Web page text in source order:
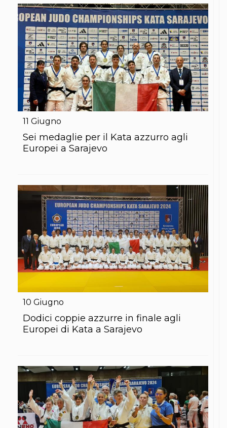
Difesa Personale MGA
La disciplina
News
Merchandising
Mappa del sito
Cerca
Contatti
News
Cookies Accept
Newsletter
Catalogo formativo
Corsi di Specializzazione
Corsi FIJLKAM-FISDIR
Corso Direttore di Gara
Abilitazioni
Sportello Fiscale
News
Modulistica
FAQ
Quesiti fiscali
Sostenibilità
Documenti
11 Giugno
Sei medaglie per il Kata azzurro agli
Europei a Sarajevo
10 Giugno
Dodici coppie azzurre in finale agli
Europei di Kata a Sarajevo